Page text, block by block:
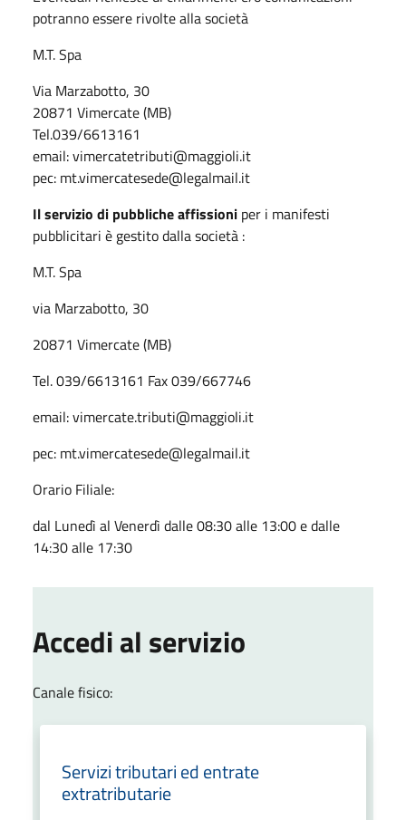
potranno essere rivolte alla società
M.T. Spa
Via Marzabotto, 30
20871 Vimercate (MB)
Tel.039/6613161
email: vimercatetributi@maggioli.it
pec: mt.vimercatesede@legalmail.it
Il servizio di pubbliche affissioni per i manifesti
pubblicitari è gestito dalla società :
M.T. Spa
via Marzabotto, 30
20871 Vimercate (MB)
Tel. 039/6613161 Fax 039/667746
email: vimercate.tributi@maggioli.it
pec: mt.vimercatesede@legalmail.it
Orario Filiale:
dal Lunedì al Venerdì dalle 08:30 alle 13:00 e dalle
14:30 alle 17:30
Accedi al servizio
Canale fisico:
Servizi tributari ed entrate
extratributarie